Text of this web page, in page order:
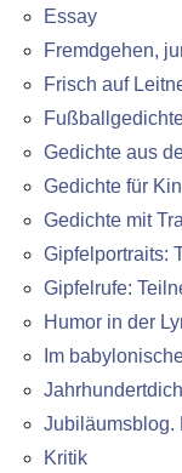
Essay
Fremdgehen,
Frisch auf
Gedichte aus
Gedichte für
Gedichte mit
Gipfelportraits:
Gipfelrufe:
Humor in der
Im
Jubiläumsblog.
Kritik